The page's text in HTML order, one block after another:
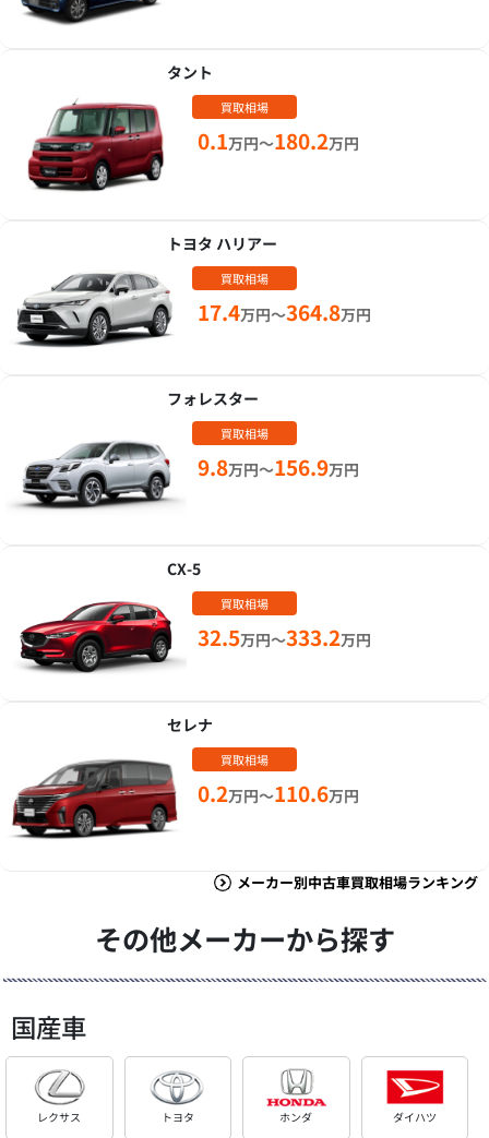
タント
買取相場
0.1万円～180.2万円
トヨタ ハリアー
買取相場
17.4万円～364.8万円
フォレスター
買取相場
9.8万円～156.9万円
CX-5
買取相場
32.5万円～333.2万円
セレナ
買取相場
0.2万円～110.6万円
メーカー別中古車買取相場ランキング
その他メーカーから探す
国産車
レクサス トヨタ ホンダ ダイハツ